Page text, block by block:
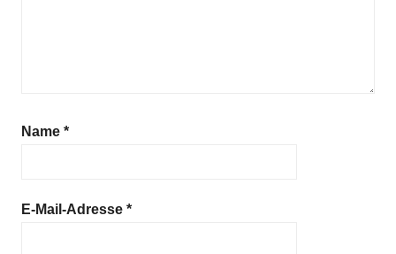
Name *
E-Mail-Adresse *